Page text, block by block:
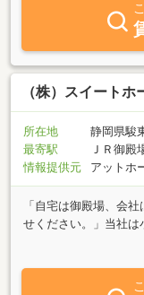
（株）スイートホ
所在地
静岡県駿
最寄駅
ＪＲ御殿
情報提供元
アットホ
「自宅は御殿場、会
せください。」当社は
人がいない空き家、
いない物件もござい